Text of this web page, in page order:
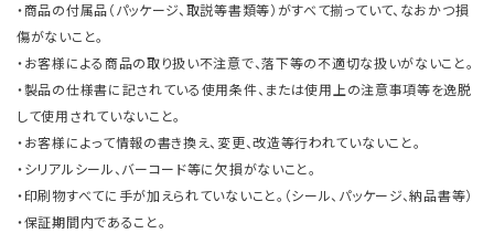
・商品の付属品（パッケージ、取説等書類等）がすべて揃っていて、なおかつ損
傷がないこと。
・お客様による商品の取り扱い不注意で、落下等の不適切な扱いがないこと。
・製品の仕様書に記されている使用条件、または使用上の注意事項等を逸脱
して使用されていないこと。
・お客様によって情報の書き換え、変更、改造等行われていないこと。
・シリアルシール、バーコード等に欠損がないこと。
・印刷物すべてに手が加えられていないこと。（シール、パッケージ、納品書等）
・保証期間内であること。